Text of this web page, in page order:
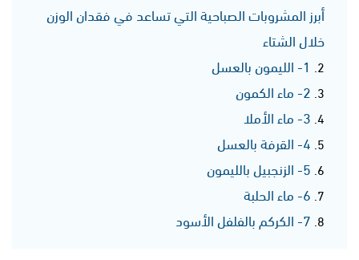
أبرز المشروبات الصباحية التي تساعد في فقدان الوزن
خلال الشتاء
1- الليمون بالعسل
2- ماء الكمون
3- ماء الأملا
4- القرفة بالعسل
5- الزنجبيل بالليمون
6- ماء الحلبة
7- الكركم بالفلفل الأسود